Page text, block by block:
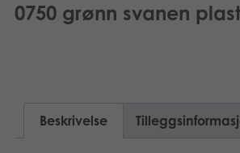
Puslespill
Vår historie
Produktsider
0750 grønn svanen plast
Beskrivelse